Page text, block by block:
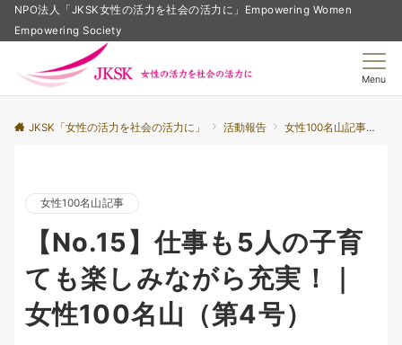
NPO法人「JKSK女性の活力を社会の活力に」Empowering Women
Empowering Society
Menu
JKSK「女性の活力を社会の活力に」 活動報告 女性100名山記事
女性100名山記事
【No.15】仕事も5人の子育
ても楽しみながら充実！｜
女性100名山（第4号）